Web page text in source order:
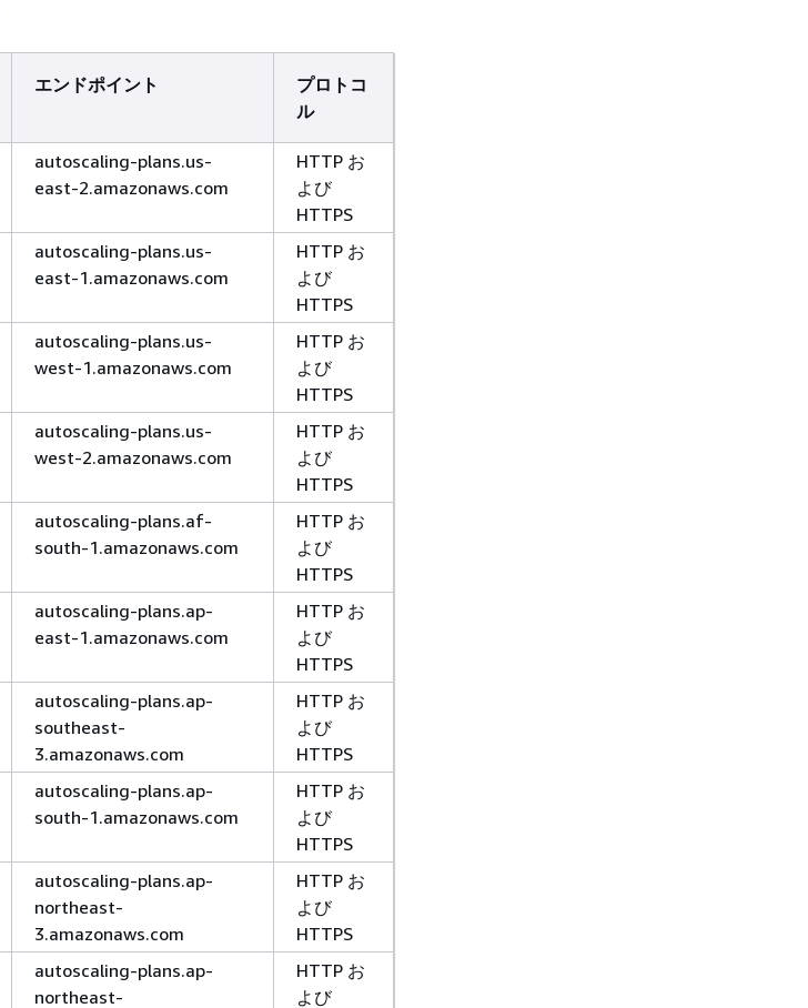
エンドポイント
プロトコ
ル
autoscaling-plans.us-
east-2.amazonaws.com
HTTP お
よび
HTTPS
autoscaling-plans.us-
east-1.amazonaws.com
HTTP お
よび
HTTPS
autoscaling-plans.us-
west-1.amazonaws.com
HTTP お
よび
HTTPS
autoscaling-plans.us-
west-2.amazonaws.com
HTTP お
よび
HTTPS
autoscaling-plans.af-
south-1.amazonaws.com
HTTP お
よび
HTTPS
autoscaling-plans.ap-
east-1.amazonaws.com
HTTP お
よび
HTTPS
autoscaling-plans.ap-
southeast-
3.amazonaws.com
HTTP お
よび
HTTPS
autoscaling-plans.ap-
south-1.amazonaws.com
HTTP お
よび
HTTPS
autoscaling-plans.ap-
northeast-
3.amazonaws.com
HTTP お
よび
HTTPS
autoscaling-plans.ap-
northeast-
HTTP お
よび